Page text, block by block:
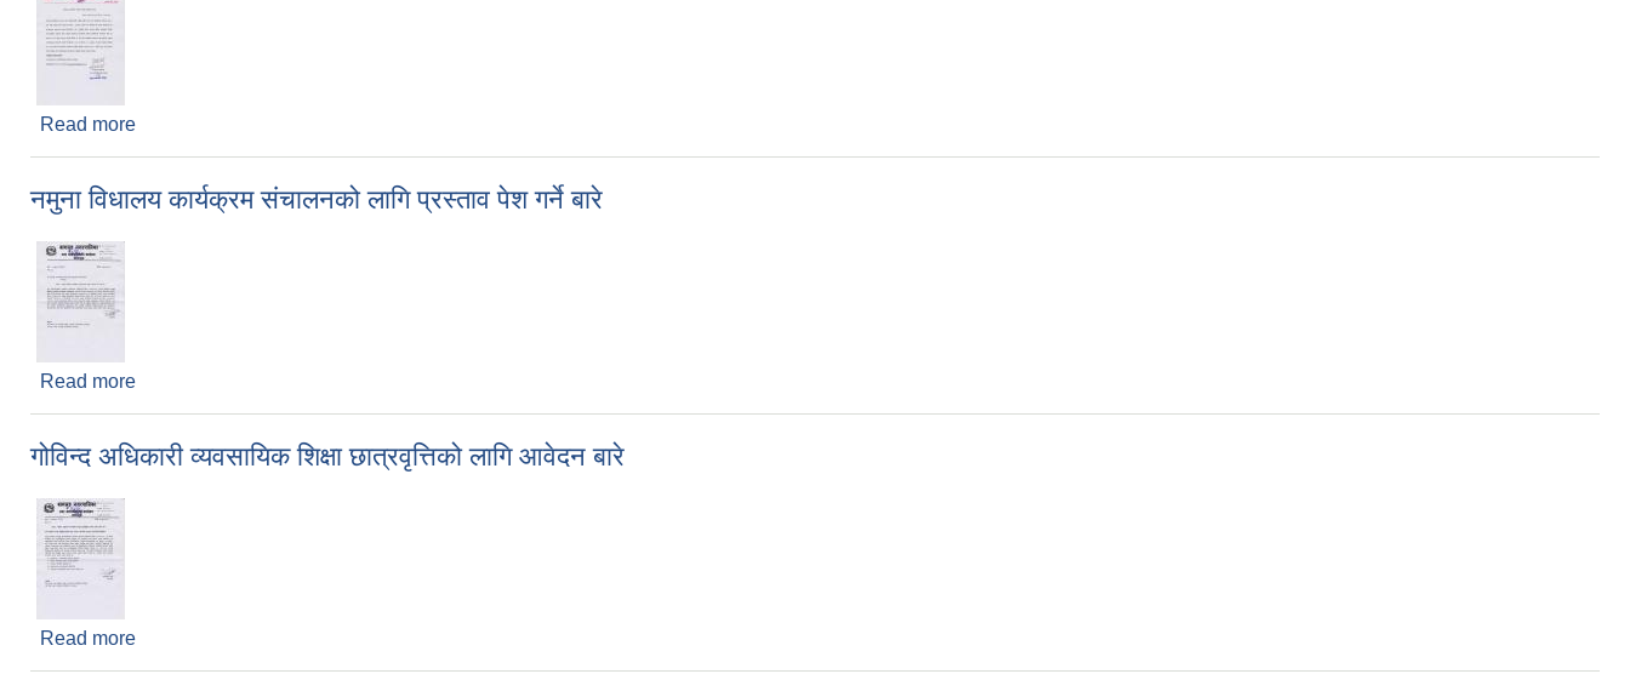
Read more
नमुना विधालय कार्यक्रम संचालनको लागि प्रस्ताव पेश गर्ने बारे
Read more
गोविन्द अधिकारी व्यवसायिक शिक्षा छात्रवृत्तिको लागि आवेदन बारे
Read more